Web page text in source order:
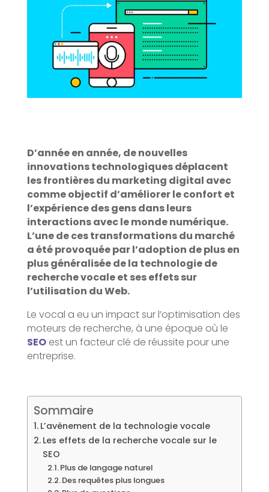
D’année en année, de nouvelles
innovations technologiques déplacent
les frontières du marketing digital avec
comme objectif d’améliorer le confort et
l’expérience des gens dans leurs
interactions avec le monde numérique.
L’une de ces transformations du marché
a été provoquée par l’adoption de plus en
plus généralisée de la technologie de
recherche vocale et ses effets sur
l’utilisation du Web.
Le vocal a eu un impact sur l’optimisation des
moteurs de recherche, à une époque où le
SEOest un facteur clé de réussite pour une
entreprise.
Sommaire
L’avènement de la technologie vocale
Les effets de la recherche vocale sur le
SEO
Plus de langage naturel
Des requêtes plus longues